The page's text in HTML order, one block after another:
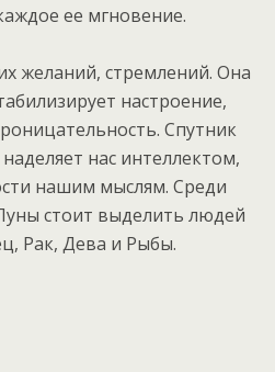
ее мгновение.
желаний, стремлений. Она
настроение,
Спутник
нас интеллектом,
нашим мыслям. Среди
стоит выделить людей
Рак, Дева и Рыбы.